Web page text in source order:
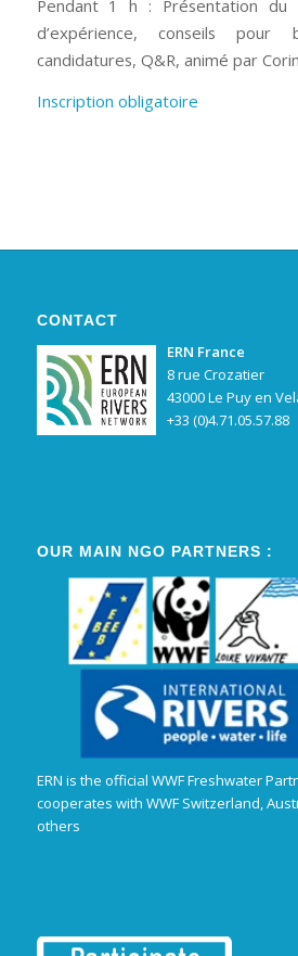
Pendant 1 h : Présentation du
d’expérience, conseils
candidatures, Q&R, animé par
Inscription obligatoire
CONTACT
ERN France
8 rue Crozatier
43000 Le Puy en
+33 (0)4.71.05.57.88
OUR MAIN NGO PARTNERS :
ERN is the official WWF Freshwater
cooperates with WWF Switzerland,
others